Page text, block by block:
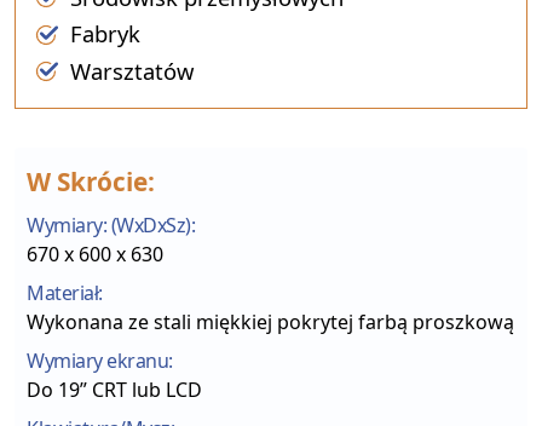
Fabryk
Warsztatów
W Skrócie:
Wymiary: (WxDxSz):
670 x 600 x 630
Materiał:
Wykonana ze stali miękkiej pokrytej farbą proszkową
Wymiary ekranu:
Do 19” CRT lub LCD